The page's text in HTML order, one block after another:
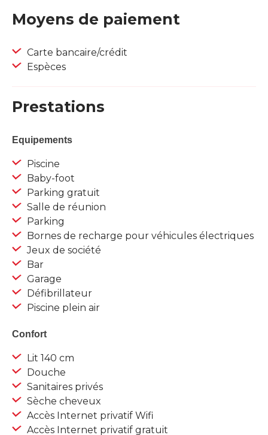
Moyens de paiement
Carte bancaire/crédit
Espèces
Prestations
Equipements
Piscine
Baby-foot
Parking gratuit
Salle de réunion
Parking
Bornes de recharge pour véhicules électriques
Jeux de société
Bar
Garage
Défibrillateur
Piscine plein air
Confort
Lit 140 cm
Douche
Sanitaires privés
Sèche cheveux
Accès Internet privatif Wifi
Accès Internet privatif gratuit